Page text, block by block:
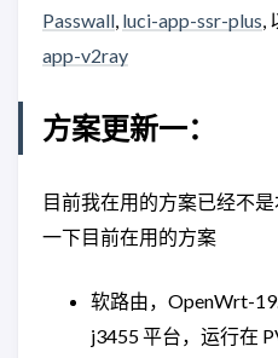
Passwall, luci-app-ssr-plus,
app-v2ray
方案更新一：
目前我在用的方案已经不
一下目前在用的方案
软路由，OpenWrt-
j3455 平台，运行在